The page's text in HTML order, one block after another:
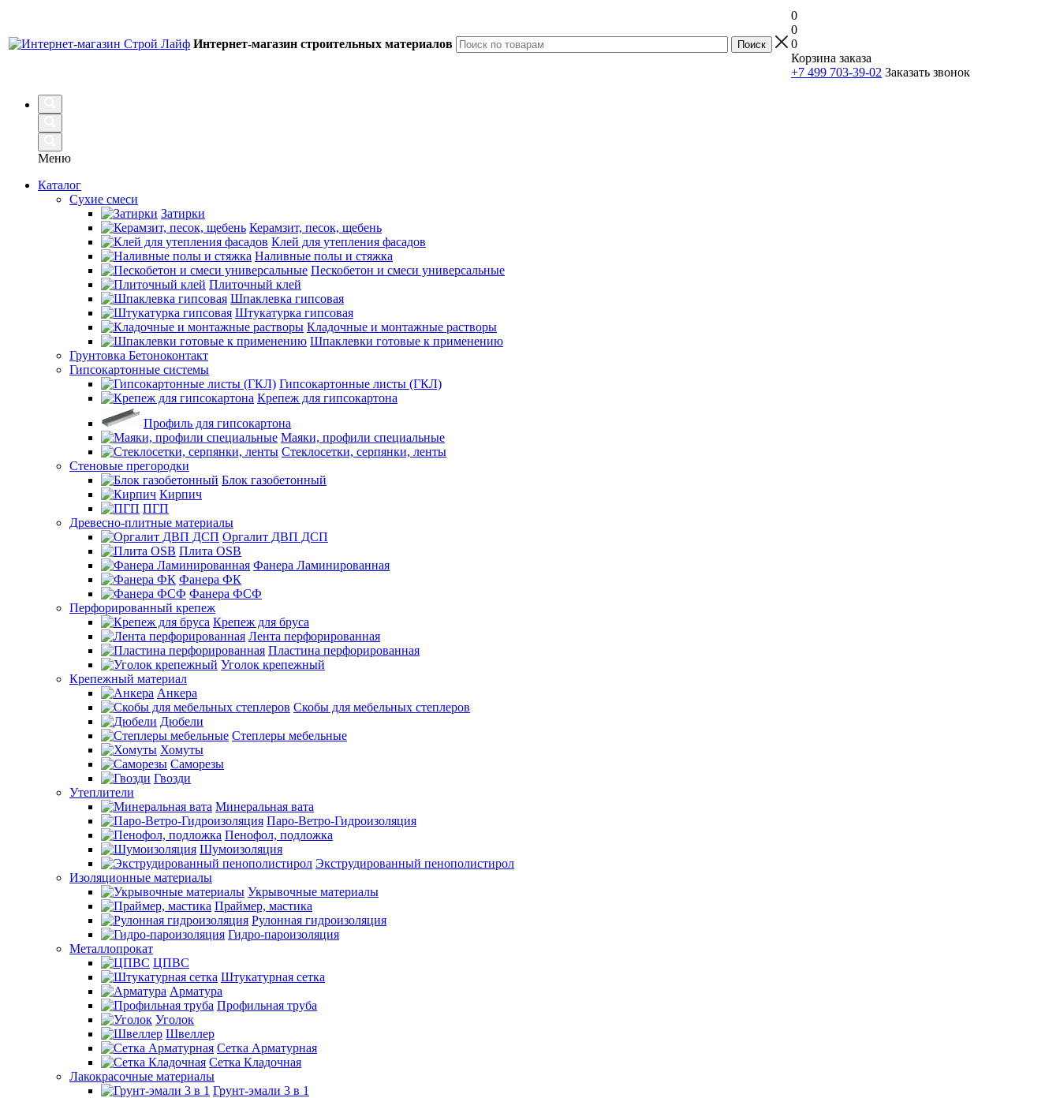
Интернет-магазин строительных материалов
0
0
0
Корзина заказа
+7 499 703-39-02 Заказать звонок
Меню
Каталог
Сухие смеси
Затирки
Керамзит, песок, щебень
Клей для утепления фасадов
Наливные полы и стяжка
Пескобетон и смеси универсальные
Плиточный клей
Шпаклевка гипсовая
Штукатурка гипсовая
Кладочные и монтажные растворы
Шпаклевки готовые к применению
Грунтовка Бетоноконтакт
Гипсокартонные системы
Гипсокартонные листы (ГКЛ)
Крепеж для гипсокартона
Профиль для гипсокартона
Маяки, профили специальные
Стеклосетки, серпянки, ленты
Стеновые прегородки
Блок газобетонный
Кирпич
ПГП
Древесно-плитные материалы
Оргалит ДВП ДСП
Плита OSB
Фанера Ламинированная
Фанера ФК
Фанера ФСФ
Перфорированный крепеж
Крепеж для бруса
Лента перфорированная
Пластина перфорированная
Уголок крепежный
Крепежный материал
Анкера
Скобы для мебельных степлеров
Дюбели
Степлеры мебельные
Хомуты
Саморезы
Гвозди
Утеплители
Минеральная вата
Паро-Ветро-Гидроизоляция
Пенофол, подложка
Шумоизоляция
Экструдированный пенополистирол
Изоляционные материалы
Укрывочные материалы
Праймер, мастика
Рулонная гидроизоляция
Гидро-пароизоляция
Металлопрокат
ЦПВС
Штукатурная сетка
Арматура
Профильная труба
Уголок
Швеллер
Сетка Арматурная
Сетка Кладочная
Лакокрасочные материалы
Грунт-эмали 3 в 1